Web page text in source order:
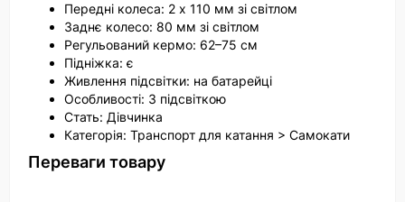
Передні колеса: 2 x 110 мм зі світлом
Заднє колесо: 80 мм зі світлом
Регульований кермо: 62–75 см
Підніжка: є
Живлення підсвітки: на батарейці
Особливості: З підсвіткою
Стать: Дівчинка
Категорія: Транспорт для катання > Самокати
Переваги товару